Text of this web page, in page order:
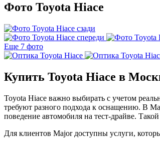
Фото Toyota Hiace
Еще 7 фото
Купить Toyota Hiace в
Toyota Hiace важно выбирать с учетом
требуют разного подхода к оснащению. В
поведение автомобиля на тест-драйве.
Для клиентов Major доступны услуги,